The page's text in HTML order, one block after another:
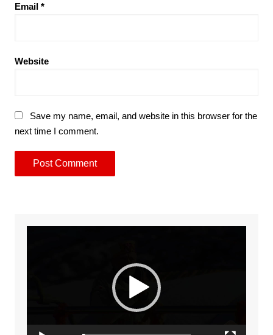
Email *
Website
Save my name, email, and website in this browser for the
next time I comment.